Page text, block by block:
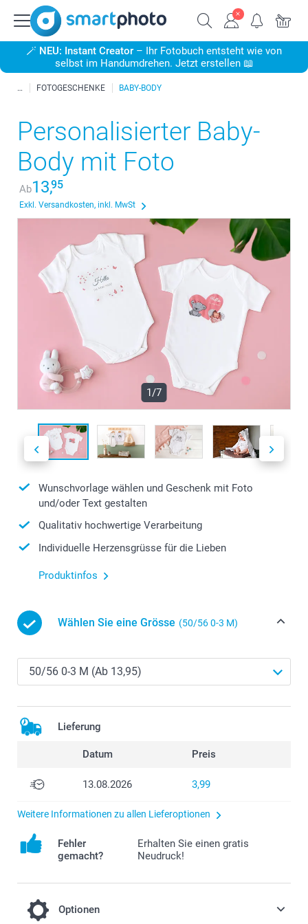
🪄 NEU: Instant Creator – Ihr Fotobuch entsteht wie von
selbst im Handumdrehen. Jetzt erstellen 📖
FOTOGESCHENKE BABY-BODY
Personalisierter Baby-
Body mit Foto
Ab13,95
Exkl. Versandkosten, inkl. MwSt
1/7
Wunschvorlage wählen und Geschenk mit Foto
und/oder Text gestalten
Qualitativ hochwertige Verarbeitung
Individuelle Herzensgrüsse für die Lieben
Produktinfos
Wählen Sie eine Grösse (50/56 0-3 M)
Lieferung
Datum Preis
13.08.2026 3,99
Weitere Informationen zu allen Lieferoptionen
Fehler
gemacht?
Erhalten Sie einen gratis
Neudruck!
Optionen